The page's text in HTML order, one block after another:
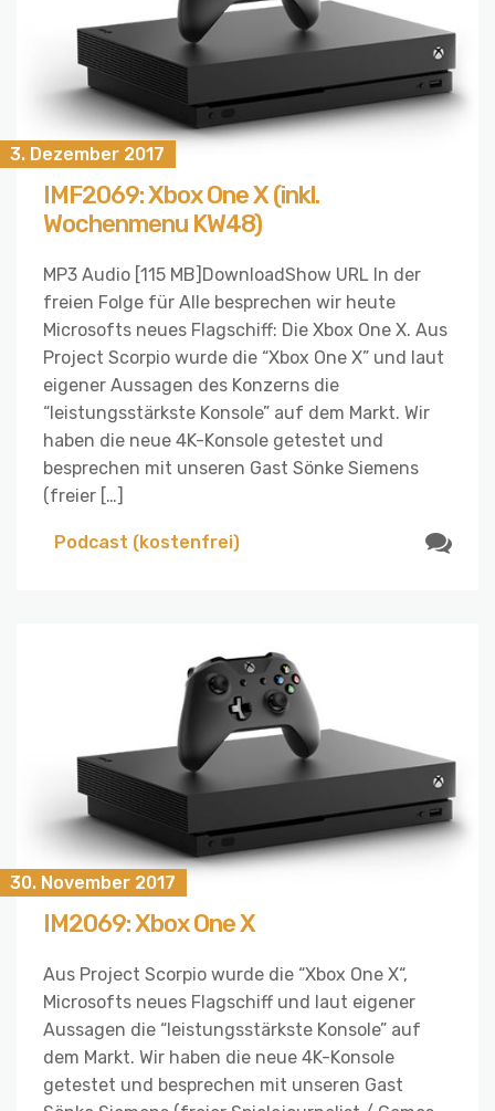
3. Dezember 2017
IMF2069: Xbox One X (inkl.
Wochenmenu KW48)
MP3 Audio [115 MB]DownloadShow URL In der
freien Folge für Alle besprechen wir heute
Microsofts neues Flagschiff: Die Xbox One X. Aus
Project Scorpio wurde die “Xbox One X” und laut
eigener Aussagen des Konzerns die
“leistungsstärkste Konsole” auf dem Markt. Wir
haben die neue 4K-Konsole getestet und
besprechen mit unseren Gast Sönke Siemens
(freier […]
Podcast (kostenfrei)
30. November 2017
IM2069: Xbox One X
Aus Project Scorpio wurde die “Xbox One X“,
Microsofts neues Flagschiff und laut eigener
Aussagen die “leistungsstärkste Konsole” auf
dem Markt. Wir haben die neue 4K-Konsole
getestet und besprechen mit unseren Gast